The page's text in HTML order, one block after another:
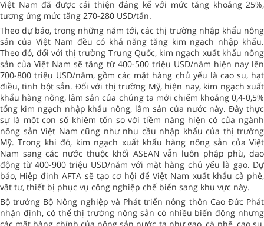
Việt Nam đã được cải thiện đáng kể với mức tăng khoảng 25%,
tương ứng mức tăng 270-280 USD/tấn.
Theo dự báo, trong những năm tới, các thị trường nhập khẩu nông
sản của Việt Nam đều có khả năng tăng kim ngạch nhập khẩu.
Theo đó, đối với thị trường Trung Quốc, kim ngạch xuất khẩu nông
sản của Việt Nam sẽ tăng từ 400-500 triệu USD/năm hiện nay lên
700-800 triệu USD/năm, gồm các mặt hàng chủ yếu là cao su, hạt
điều, tinh bột sắn. Đối với thị trường Mỹ, hiện nay, kim ngạch xuất
khẩu hàng nông, lâm sản của chúng ta mới chiếm khoảng 0,4-0,5%
tổng kim ngạch nhập khẩu nông, lâm sản của nước này. Đây thực
sự là một con số khiêm tốn so với tiềm năng hiện có của ngành
nông sản Việt Nam cũng như nhu cầu nhập khẩu của thị trường
Mỹ. Trong khi đó, kim ngạch xuất khẩu hàng nông sản của Việt
Nam sang các nước thuộc khối ASEAN vẫn luôn phập phù, dao
động từ 400-900 triệu USD/năm với mặt hàng chủ yếu là gạo. Dự
báo, Hiệp định AFTA sẽ tạo cơ hội để Việt Nam xuất khẩu cà phê,
vật tư, thiết bị phục vụ công nghiệp chế biến sang khu vực này.
Bộ trưởng Bộ Nông nghiệp và Phát triển nông thôn Cao Đức Phát
nhận định, có thể thị trường nông sản có nhiều biến động nhưng